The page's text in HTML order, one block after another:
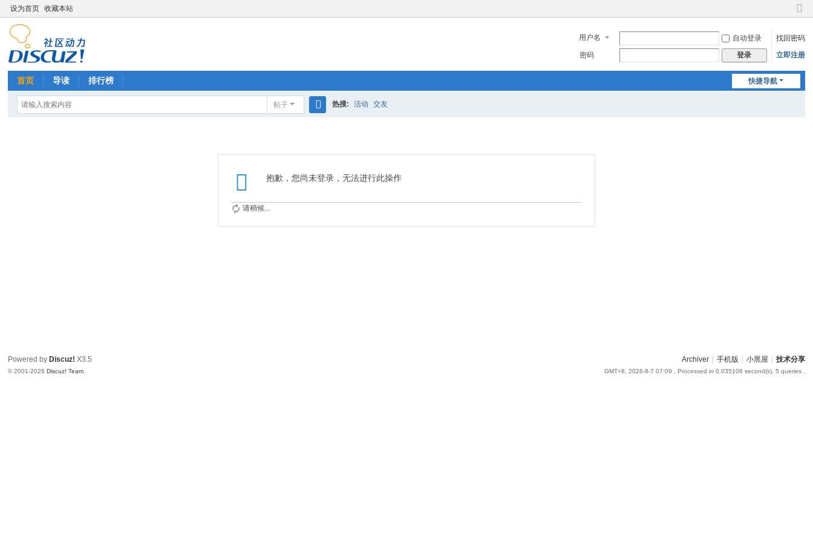
设为首页 收藏本站
切
到
窄
用户名 自动登录
找回密码
密码
登录 立即注册
快捷导航
首页 导读 排行榜
帖子 热搜: 活动 交友
抱歉，您尚未登录，无法进行此操作
请稍候...
Archiver 手机版 小黑屋 技术分享
GMT+8, 2026-8-7 07:09 , Processed in 0.035106 second(s), 5 queries .
Powered by Discuz! X3.5
© 2001-2026Discuz! Team